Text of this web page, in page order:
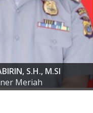
SUSANTO S.I.K.,
S.H., M.SI
Meriah